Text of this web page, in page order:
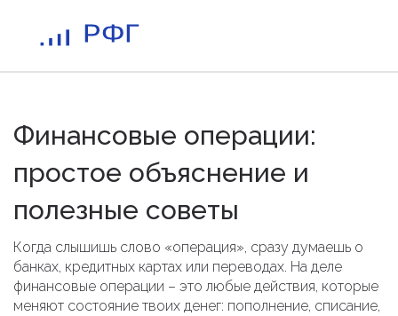
Финансовые операции:
простое объяснение и
полезные советы
Когда слышишь слово «операция», сразу думаешь о
банках, кредитных картах или переводах. На деле
финансовые операции – это любые действия, которые
меняют состояние твоих денег: пополнение, списание,